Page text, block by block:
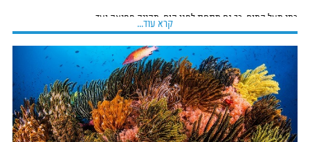
כמו מעל המים, כך גם מתחת לפני הים, מהווה פפואה יעד
בתולי בו שוניות האלמוגים הן מהעשירות והשמורות ביותר
בעולם. אזורי צלילה רבים הממתינים להתגלות ואחרים בהם
כמות הצוללים מעטה או שלא קיימת כלל.
פפואה ניו גינאה היא אחד היעדים המרתקים. שילוב של ריפים
עשירים, ראות מדהימה, צבעוניות, להקות גדולות, בעלי חיים
גדולים, קירות אימתניים, מערות ועוד.
קרא עוד...